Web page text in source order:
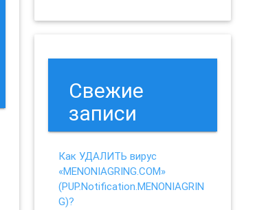
Свежие
записи
Как УДАЛИТЬ вирус
«MENONIAGRING.COM»
(PUP.Notification.MENONIAGRIN
G)?